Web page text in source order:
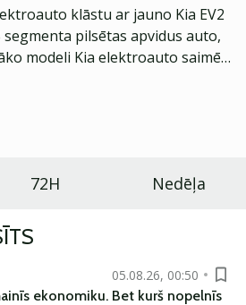
klāstu ar jauno Kia EV2
pilsētas apvidus auto,
modeli Kia elektroauto saimē
72H Nedēļa
05.08.26, 00:50
ekonomiku. Bet kurš nopelnīs